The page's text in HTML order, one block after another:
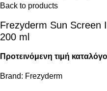
Back to products
Frezyderm Sun Screen
200 ml
Προτεινόμενη τιμή
Brand: Frezyderm